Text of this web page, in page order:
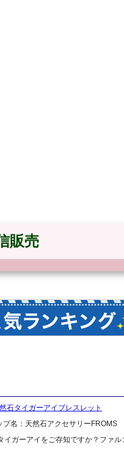
販売
石タイガーアイブレスレット
名：天然石アクセサリーFROMS
イガーアイをご存知ですか？ファ